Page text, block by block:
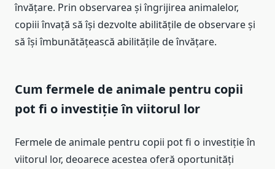
învățare. Prin observarea și îngrijirea animalelor,
copiii învață să își dezvolte abilitățile de observare și
să își îmbunătățească abilitățile de învățare.
Cum fermele de animale pentru copii
pot fi o investiție în viitorul lor
Fermele de animale pentru copii pot fi o investiție în
viitorul lor, deoarece acestea oferă oportunități